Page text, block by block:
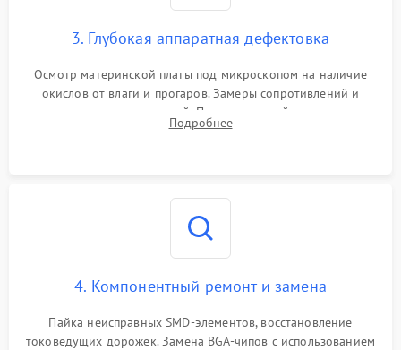
3. Глубокая аппаратная дефектовка
Осмотр материнской платы под микроскопом на наличие
окислов от влаги и прогаров. Замеры сопротивлений и
дежурных напряжений. Проверка цепей питания,
мультиконтроллера, процессора и видеочипа.
Подробнее
4. Компонентный ремонт и замена
Пайка неисправных SMD-элементов, восстановление
токоведущих дорожек. Замена BGA-чипов с использованием